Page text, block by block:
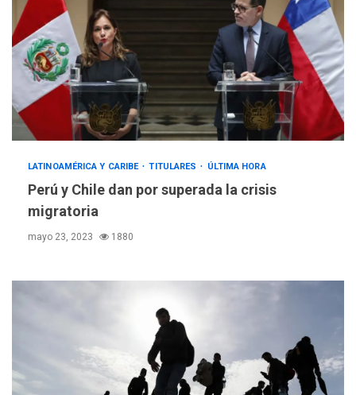
LATINOAMÉRICA Y CARIBE TITULARES ÚLTIMA HORA
Perú y Chile dan por superada la crisis
migratoria
mayo 23, 2023 1880